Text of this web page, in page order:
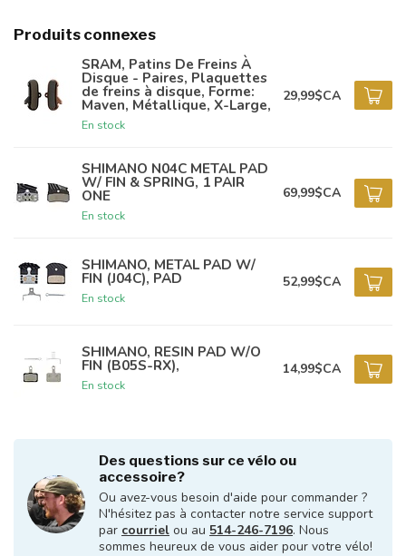
Produits connexes
SRAM, Patins De Freins À
Disque - Paires, Plaquettes
de freins à disque, Forme:
Maven, Métallique, X-Large,
En stock
29,99$CA
SHIMANO N04C METAL PAD
W/ FIN & SPRING, 1 PAIR
ONE
En stock
69,99$CA
SHIMANO, METAL PAD W/
FIN (J04C), PAD
En stock
52,99$CA
SHIMANO, RESIN PAD W/O
FIN (B05S-RX),
En stock
14,99$CA
Des questions sur ce vélo ou
accessoire?
Ou avez-vous besoin d'aide pour commander ?
N'hésitez pas à contacter notre service support
par courriel ou au 514-246-7196. Nous
sommes heureux de vous aider pour votre vélo!